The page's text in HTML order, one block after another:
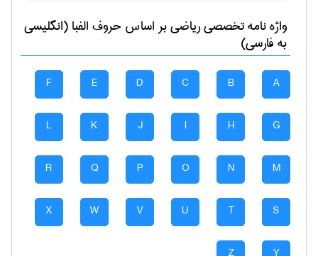
واژه نامه تخصصیرياضیبر اساس حروف الفبا (انگلیسی
به فارسی)
A
B
C
D
E
F
G
H
I
J
K
L
M
N
O
P
Q
R
S
T
U
V
W
X